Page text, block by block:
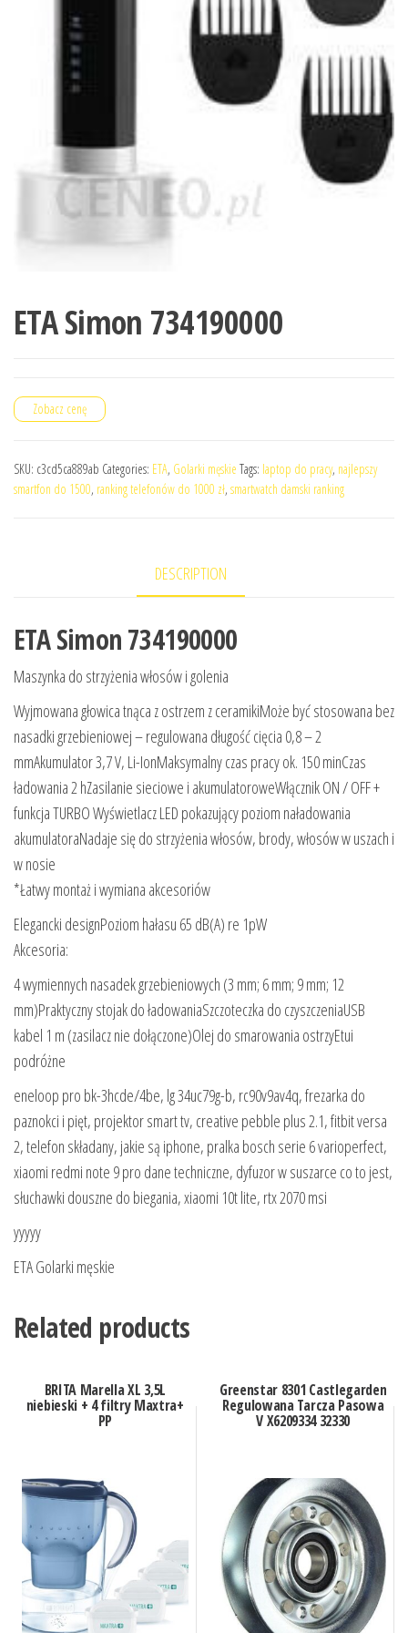
ETA Simon 734190000
Zobacz cenę
SKU: c3cd5ca889ab Categories: ETA, Golarki męskie Tags: laptop do pracy, najlepszy
smartfon do 1500, ranking telefonów do 1000 zł, smartwatch damski ranking
DESCRIPTION
ETA Simon 734190000
Maszynka do strzyżenia włosów i golenia
Wyjmowana głowica tnąca z ostrzem z ceramikiMoże być stosowana bez
nasadki grzebieniowej – regulowana długość cięcia 0,8 – 2
mmAkumulator 3,7 V, Li-IonMaksymalny czas pracy ok. 150 minCzas
ładowania 2 hZasilanie sieciowe i akumulatoroweWłącznik ON / OFF +
funkcja TURBO Wyświetlacz LED pokazujący poziom naładowania
akumulatoraNadaje się do strzyżenia włosów, brody, włosów w uszach i
w nosie
*Łatwy montaż i wymiana akcesoriów
Elegancki designPoziom hałasu 65 dB(A) re 1pW
Akcesoria:
4 wymiennych nasadek grzebieniowych (3 mm; 6 mm; 9 mm; 12
mm)Praktyczny stojak do ładowaniaSzczoteczka do czyszczeniaUSB
kabel 1 m (zasilacz nie dołączone)Olej do smarowania ostrzyEtui
podróżne
eneloop pro bk-3hcde/4be, lg 34uc79g-b, rc90v9av4q, frezarka do
paznokci i pięt, projektor smart tv, creative pebble plus 2.1, fitbit versa
2, telefon składany, jakie są iphone, pralka bosch serie 6 varioperfect,
xiaomi redmi note 9 pro dane techniczne, dyfuzor w suszarce co to jest,
słuchawki douszne do biegania, xiaomi 10t lite, rtx 2070 msi
yyyyy
ETA Golarki męskie
Related products
BRITA Marella XL 3,5L
niebieski + 4 filtry Maxtra+
PP
Greenstar 8301 Castlegarden
Regulowana Tarcza Pasowa
V X6209334 32330